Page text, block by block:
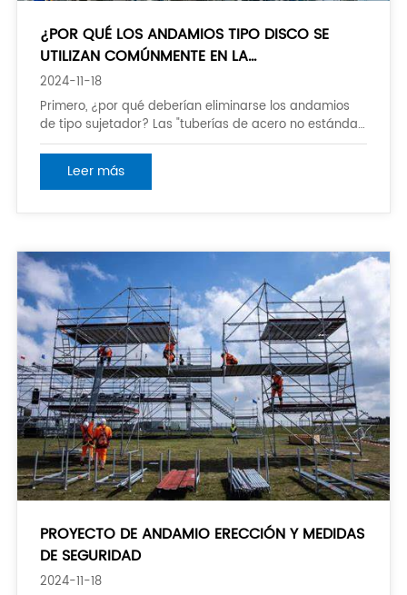
¿POR QUÉ LOS ANDAMIOS TIPO DISCO SE
UTILIZAN COMÚNMENTE EN LA
CONSTRUCCIÓN DE INGENIERÍA AHORA?
2024-11-18
Primero, ¿por qué deberían eliminarse los andamios
de tipo sujetador? Las "tuberías de acero no estándar"
son populares, y el grosor de la pared de las tuberías
de acero generalmente no cumple con el estándar. La
especificación requiere que el espesor de pared de
Leer más
PROYECTO DE ANDAMIO ERECCIÓN Y MEDIDAS
DE SEGURIDAD
2024-11-18